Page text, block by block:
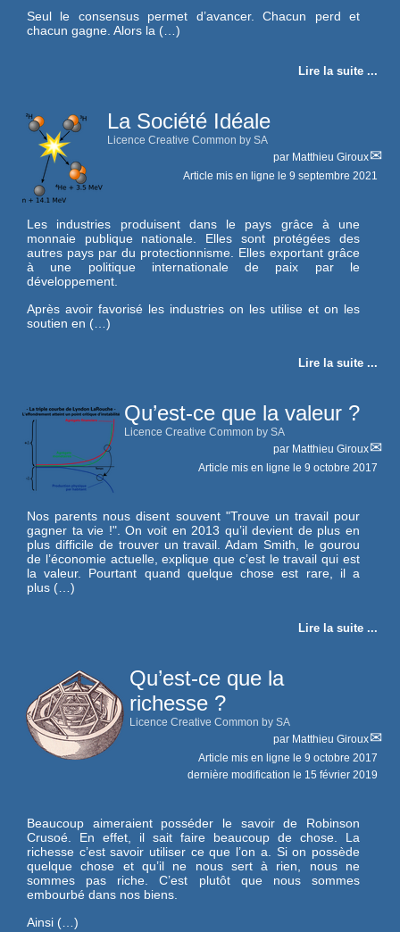
Seul le consensus permet d’avancer. Chacun perd et
chacun gagne. Alors la (…)
Lire la suite ...
La Société Idéale
Licence Creative Common by SA
par Matthieu Giroux
Article mis en ligne le 9 septembre 2021
Les industries produisent dans le pays grâce à une
monnaie publique nationale. Elles sont protégées des
autres pays par du protectionnisme. Elles exportant grâce
à une politique internationale de paix par le
développement.
Après avoir favorisé les industries on les utilise et on les
soutien en (…)
Lire la suite ...
Qu’est-ce que la valeur ?
Licence Creative Common by SA
par Matthieu Giroux
Article mis en ligne le 9 octobre 2017
Nos parents nous disent souvent "Trouve un travail pour
gagner ta vie !". On voit en 2013 qu’il devient de plus en
plus difficile de trouver un travail. Adam Smith, le gourou
de l’économie actuelle, explique que c’est le travail qui est
la valeur. Pourtant quand quelque chose est rare, il a
plus (…)
Lire la suite ...
Qu’est-ce que la
richesse ?
Licence Creative Common by SA
par Matthieu Giroux
Article mis en ligne le 9 octobre 2017
dernière modification le 15 février 2019
Beaucoup aimeraient posséder le savoir de Robinson
Crusoé. En effet, il sait faire beaucoup de chose. La
richesse c’est savoir utiliser ce que l’on a. Si on possède
quelque chose et qu’il ne nous sert à rien, nous ne
sommes pas riche. C’est plutôt que nous sommes
embourbé dans nos biens.
Ainsi (…)